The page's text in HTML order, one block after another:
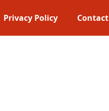
Privacy Policy Contact